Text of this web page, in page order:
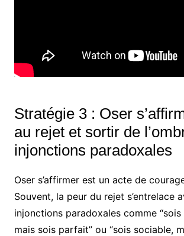
Stratégie 3 : Oser
au rejet et sortir de
injonctions paradoxales
Oser s’affirmer est un acte de
Souvent, la peur du rejet s’entrelace
injonctions paradoxales comme
mais sois parfait” ou “sois sociable,